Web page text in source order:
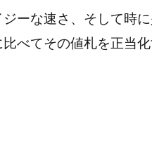
ーな速さ、そして時
べてその値札を正当化